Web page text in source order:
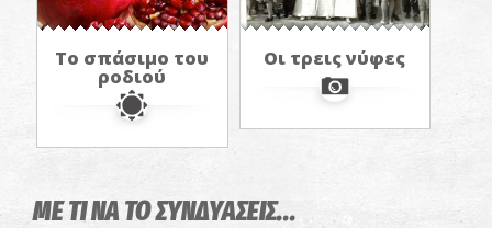
Το σπάσιμο του
ροδιού
Οι τρεις νύφες
ΜΕ ΤΙ ΝΑ ΤΟ ΣΥΝΔΥΑΣΕΙΣ...